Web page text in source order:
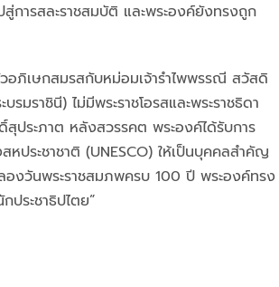
สู่การสละราชสมบัติ และพระองค์ยังทรงถูก
อภิเษกสมรสกับหม่อมเจ้ารำไพพรรณี สวัสดิ
มราชินี) ไม่มีพระราชโอรสและพระราชธิดา
สุประภาต หลังสวรรคต พระองค์ได้รับการ
ประชาชาติ (UNESCO) ให้เป็นบุคคลสำคัญ
งวันพระราชสมภพครบ 100 ปี พระองค์ทรง
ประชาธิปไตย”